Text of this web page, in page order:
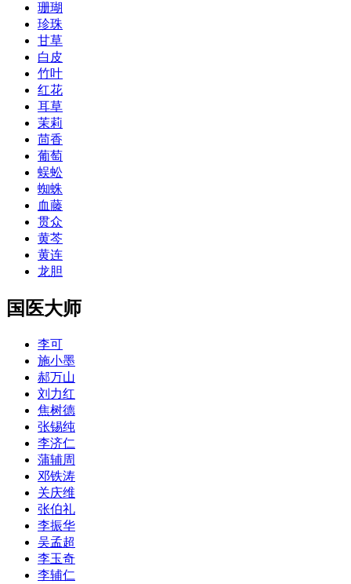
珊瑚
珍珠
甘草
白皮
竹叶
红花
耳草
茉莉
茴香
葡萄
蜈蚣
蜘蛛
血藤
贯众
黄芩
黄连
龙胆
国医大师
李可
施小墨
郝万山
刘力红
焦树德
张锡纯
李济仁
蒲辅周
邓铁涛
关庆维
张伯礼
李振华
吴孟超
李玉奇
李辅仁